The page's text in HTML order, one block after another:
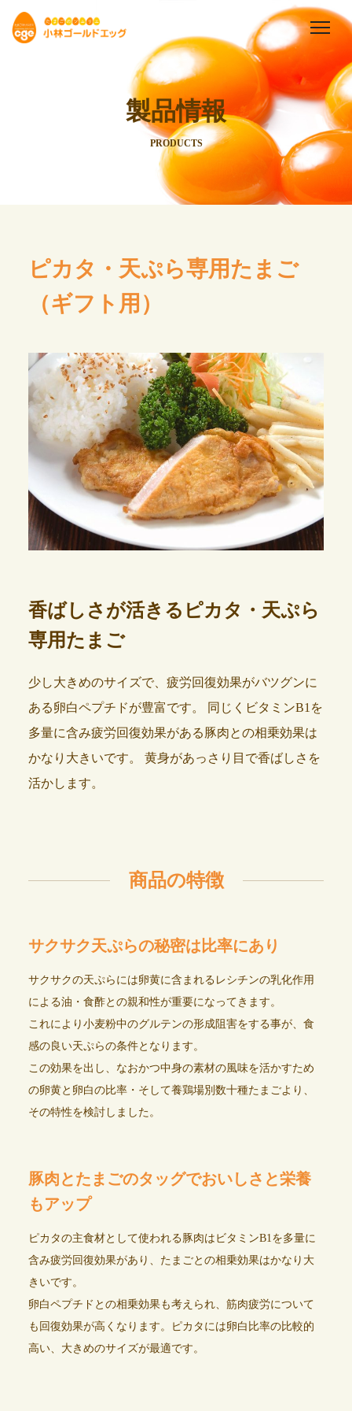
製品情報
PRODUCTS
ピカタ・天ぷら専用たまご
（ギフト用）
香ばしさが活きるピカタ・天ぷら
専用たまご
少し大きめのサイズで、疲労回復効果がバツグンに
ある卵白ペプチドが豊富です。
同じくビタミンB1を
多量に含み疲労回復効果がある豚肉との相乗効果は
かなり大きいです。
黄身があっさり目で香ばしさを
活かします。
商品の特徴
サクサク天ぷらの秘密は比率にあり
サクサクの天ぷらには卵黄に含まれるレシチンの乳化作用
による油・食酢との親和性が重要になってきます。
これにより小麦粉中のグルテンの形成阻害をする事が、食
感の良い天ぷらの条件となります。
この効果を出し、なおかつ中身の素材の風味を活かすため
の卵黄と卵白の比率・そして養鶏場別数十種たまごより、
その特性を検討しました。
豚肉とたまごのタッグでおいしさと栄養
もアップ
ピカタの主食材として使われる豚肉はビタミンB1を多量に
含み疲労回復効果があり、たまごとの相乗効果はかなり大
きいです。
卵白ペプチドとの相乗効果も考えられ、筋肉疲労について
も回復効果が高くなります。ピカタには卵白比率の比較的
高い、大きめのサイズが最適です。